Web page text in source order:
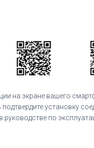
на экране вашего
установку
по